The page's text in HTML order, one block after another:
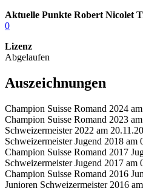
Aktuelle Punkte Robert Nicolet
0
Lizenz
Abgelaufen
Auszeichnungen
Champion Suisse Romand 2024
Champion Suisse Romand 2023
Schweizermeister 2022 am
Schweizermeister Jugend 2018 am
Champion Suisse Romand 2017
Schweizermeister Jugend 2017 am
Champion Suisse Romand 2016
Junioren Schweizermeister 2016